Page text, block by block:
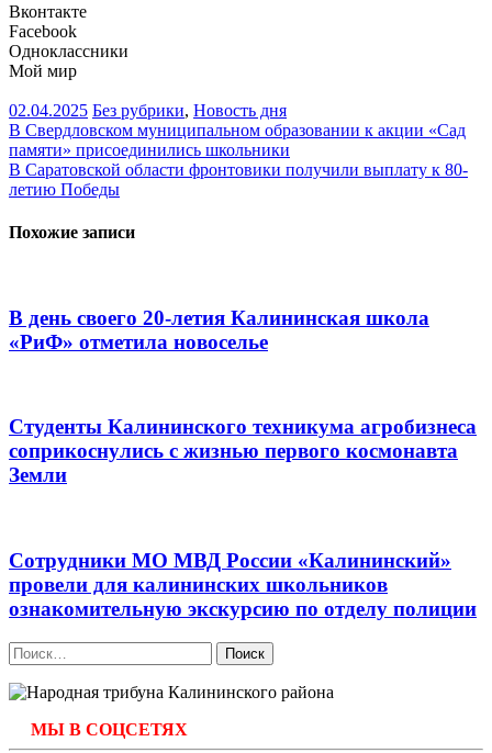
Вконтакте
Facebook
Одноклассники
Мой мир
02.04.2025 Без рубрики, Новость дня
Навигация
по
записям
В Свердловском муниципальном образовании к акции «Сад
памяти» присоединились школьники
В Саратовской области фронтовики получили выплату к 80-
летию Победы
Похожие записи
В день своего 20-летия Калининская школа
«РиФ» отметила новоселье
Студенты Калининского техникума агробизнеса
соприкоснулись с жизнью первого космонавта
Земли
Сотрудники МО МВД России «Калининский»
провели для калининских школьников
ознакомительную экскурсию по отделу полиции
Найти:
МЫ В СОЦСЕТЯХ